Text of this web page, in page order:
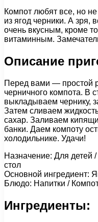
Компот любят все, но
из ягод черники. А зря,
очень вкусным, кроме
витаминным.
Описание
Перед вами — простой
черничного компота. В
выкладываем чернику,
Затем сливаем
сахар. Заливаем
банки. Даем компоту
холодильнике. Удачи!
Назначение: Для детей
стол
Основной ингредиент:
Блюдо: Напитки /
Ингредиенты: